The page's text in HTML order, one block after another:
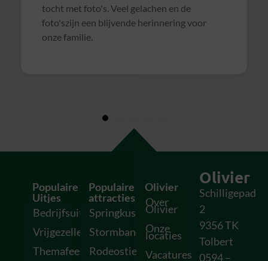
Alles was goed geregeld, soms wat te druk op
het veld door andere groepen, waardoor het
soms wat rommelig verliep. Maar verder zeer
Populaire
Uitjes
Bedrijfsuitjes
Vrijgezellenfeesten
Themafeesten
Populaire
attracties
Springkussens
Stormbanen
Rodeostieren
Olivier
Over
Olivier
Onze
locaties
Vacatures
Olivier
Schilligepad
2
9356 TK
Tolbert
0594 –